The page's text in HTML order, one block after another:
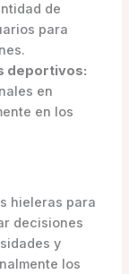
de
para
deportivos:
en
en los
hieleras para
decisiones
y
los